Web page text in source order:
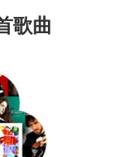
歌曲